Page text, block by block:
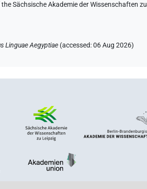
Sächsische Akademie der Wissenschaften zu
Linguae Aegyptiae (accessed:06 Aug 2026)